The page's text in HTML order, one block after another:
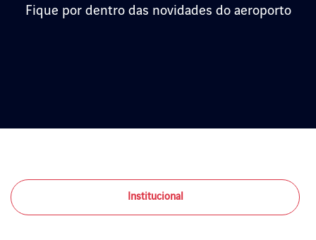
Fique por dentro das novidades do aeroporto
Institucional